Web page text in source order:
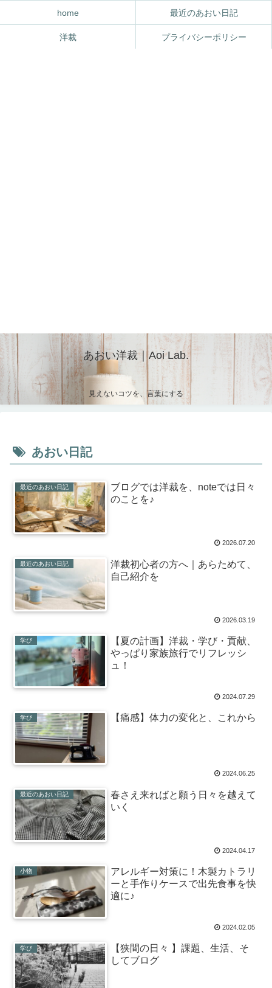
あおい洋裁｜Aoi Lab.
見えないコツを、言葉にする
home 最近のあおい日記
洋裁 プライバシーポリシー
あおい日記
最近のあおい日記
ブログでは洋裁を、noteでは日々
のことを♪
2026.07.20
最近のあおい日記
洋裁初心者の方へ｜あらためて、
自己紹介を
2026.03.19
学び
【夏の計画】洋裁・学び・貢献、
やっぱり家族旅行でリフレッシ
ュ！
2024.07.29
学び 【痛感】体力の変化と、これから
2024.06.25
最近のあおい日記
春さえ来ればと願う日々を越えて
いく
2024.04.17
小物
アレルギー対策に！木製カトラリ
ーと手作りケースで出先食事を快
適に♪
2024.02.05
学び
【狭間の日々 】課題、生活、そ
してブログ